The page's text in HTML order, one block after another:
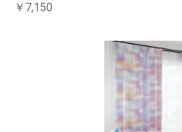
￥7,150